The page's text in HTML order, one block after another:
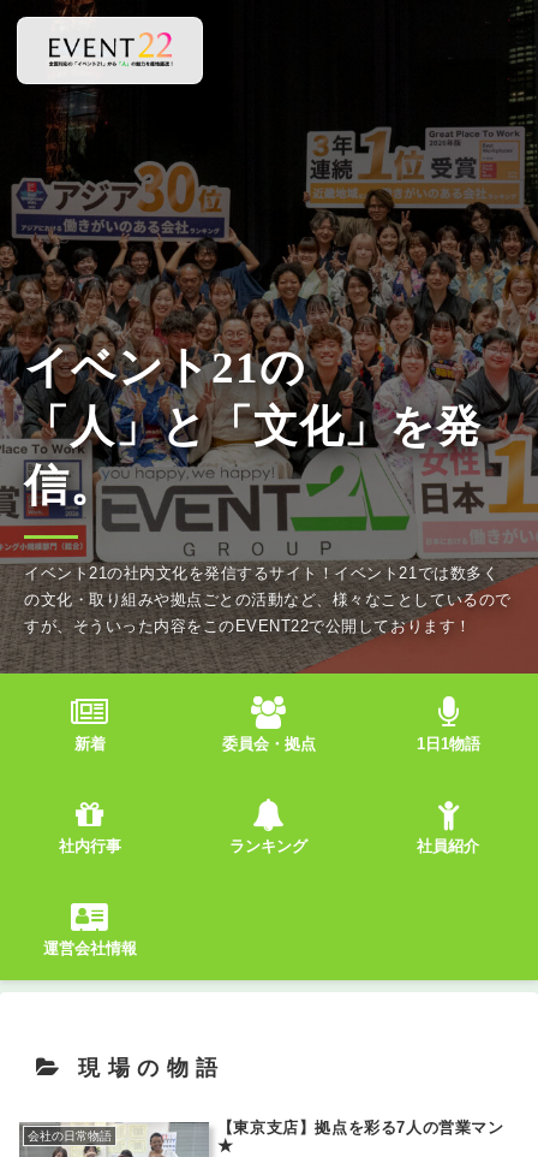
イベント21の社内文化を発信するサイト！イベント21では数多く
の文化・取り組みや拠点ごとの活動など、様々なことしているので
すが、そういった内容をこのEVENT22で公開しております！
新着 委員会・拠点 1日1物語
社内行事 ランキング 社員紹介
運営会社情報
現場の物語
会社の日常物語
【東京支店】拠点を彩る7人の営業マン
★